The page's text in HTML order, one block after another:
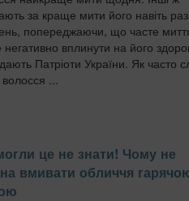
за краще мити його навіть
попереджаючи, що часте
вплинути на його
Патріоти України. Як часто
...
це не знати! Чому не
вмивати обличчя